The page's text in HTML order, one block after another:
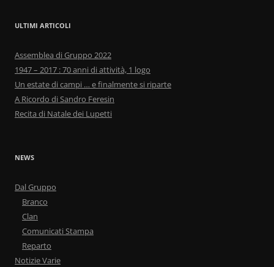
ULTIMI ARTICOLI
Assemblea di Gruppo 2022
1947 – 2017 : 70 anni di attività, 1 logo
Un estate di campi … e finalmente si riparte
A Ricordo di Sandro Feresin
Recita di Natale dei Lupetti
NEWS
Dal Gruppo
Branco
Clan
Comunicati Stampa
Reparto
Notizie Varie